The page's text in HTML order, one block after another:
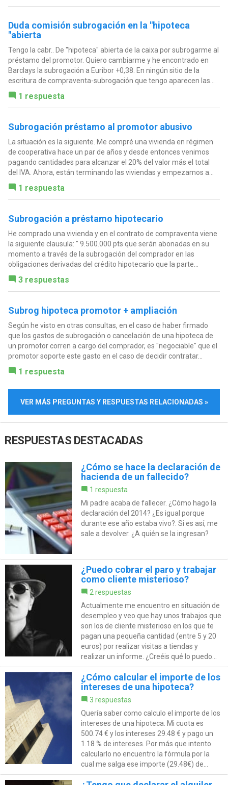
Duda comisión subrogación en la "hipoteca
"abierta
Tengo la cabr.. De "hipoteca" abierta de la caixa por subrogarme al
préstamo del promotor. Quiero cambiarme y he encontrado en
Barclays la subrogación a Euribor +0,38. En ningún sitio de la
escritura de compraventa-subrogación que tengo aparecen las...
1 respuesta
Subrogación préstamo al promotor abusivo
La situación es la siguiente. Me compré una vivienda en régimen
de cooperativa hace un par de años y desde entonces venimos
pagando cantidades para alcanzar el 20% del valor más el total
del IVA. Ahora, están terminando las viviendas y empezamos a...
1 respuesta
Subrogación a préstamo hipotecario
He comprado una vivienda y en el contrato de compraventa viene
la siguiente clausula: " 9.500.000 pts que serán abonadas en su
momento a través de la subrogación del comprador en las
obligaciones derivadas del crédito hipotecario que la parte...
3 respuestas
Subrog hipoteca promotor + ampliación
Según he visto en otras consultas, en el caso de haber firmado
que los gastos de subrogación o cancelación de una hipoteca de
un promotor corren a cargo del comprador, es "negociable" que el
promotor soporte este gasto en el caso de decidir contratar...
1 respuesta
VER MÁS PREGUNTAS Y RESPUESTAS RELACIONADAS »
RESPUESTAS DESTACADAS
¿Cómo se hace la declaración de
hacienda de un fallecido?
1 respuesta
Mi padre acaba de fallecer. ¿Cómo hago la
declaración del 2014? ¿Es igual porque
durante ese año estaba vivo?. Si es así, me
sale a devolver. ¿A quién se la ingresan?
¿Puedo cobrar el paro y trabajar
como cliente misterioso?
2 respuestas
Actualmente me encuentro en situación de
desempleo y veo que hay unos trabajos que
son los de cliente misterioso en los que te
pagan una pequeña cantidad (entre 5 y 20
euros) por realizar visitas a tiendas y
realizar un informe. ¿Creéis qué lo puedo...
¿Cómo calcular el importe de los
intereses de una hipoteca?
3 respuestas
Quería saber como calculo el importe de los
intereses de una hipoteca. Mi cuota es
500.74 € y los intereses 29.48 € y pago un
1.18 % de intereses. Por más que intento
calcularlo no encuentro la fórmula por la
cual me salga ese importe (29.48€) de...